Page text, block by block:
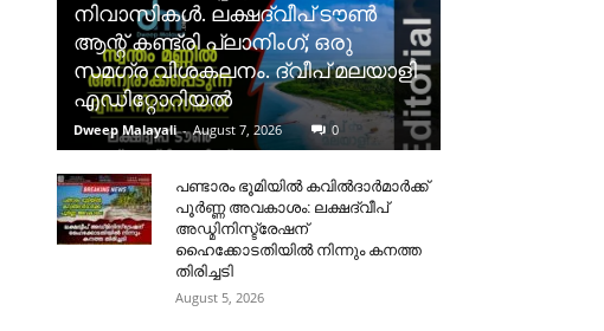
നിവാസികൾ. ലക്ഷദ്വീപ് ടൗൺ
ആന്റ് കണ്ട്രി പ്ലാനിംഗ്; ഒരു
സമഗ്ര വിശകലനം. ദ്വീപ് മലയാളി
എഡിറ്റോറിയൽ
Dweep Malayali - August 7, 2026 0
പണ്ടാരം ഭൂമിയിൽ കവിൽദാർമാർക്ക്
പൂർണ്ണ അവകാശം: ലക്ഷദ്വീപ്
അഡ്മിനിസ്ട്രേഷന്
ഹൈക്കോടതിയിൽ നിന്നും കനത്ത
തിരിച്ചടി
August 5, 2026